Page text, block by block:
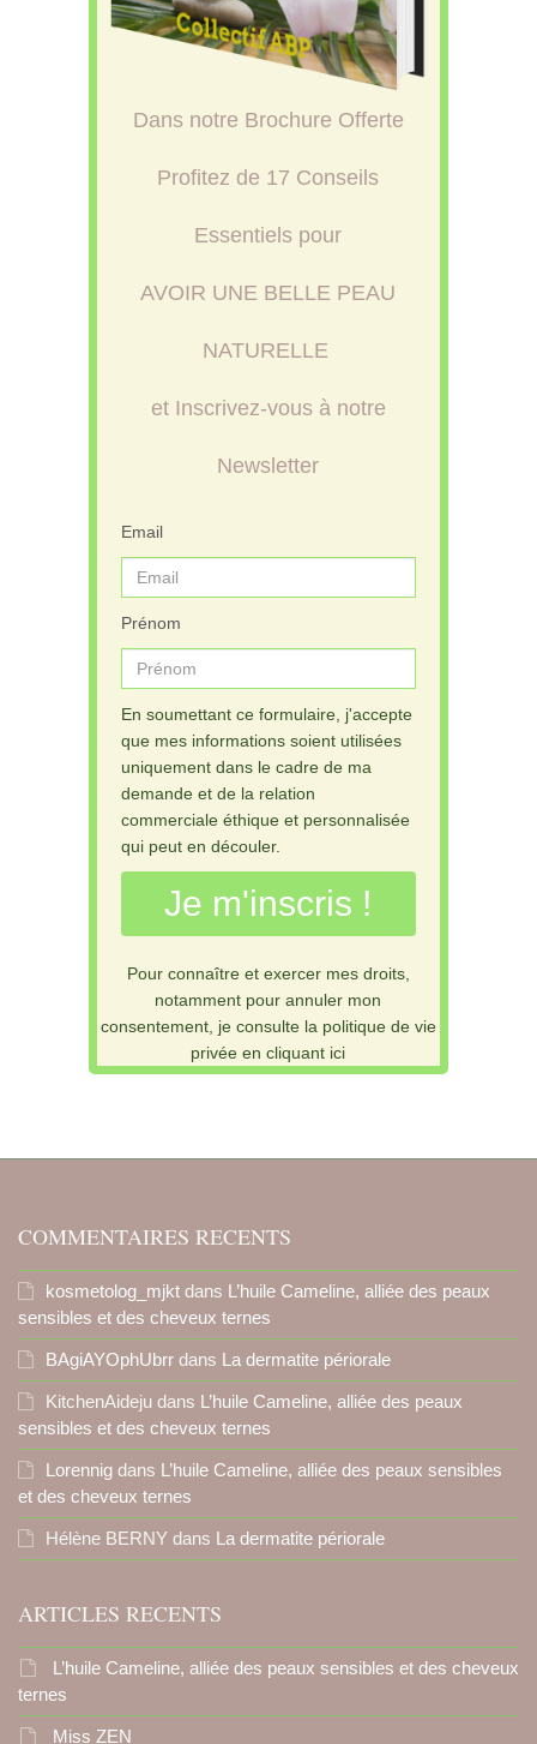
Dans notre Brochure Offerte
Profitez de 17 Conseils
Essentiels pour
AVOIR UNE BELLE PEAU
NATURELLE
et Inscrivez-vous à notre
Newsletter
Email
Prénom
En soumettant ce formulaire, j'accepte
que mes informations soient utilisées
uniquement dans le cadre de ma
demande et de la relation
commerciale éthique et personnalisée
qui peut en découler.
Je m'inscris !
Pour connaître et exercer mes droits,
notamment pour annuler mon
consentement, je consulte la politique de vie
privée en cliquant ici
COMMENTAIRES RECENTS
kosmetolog_mjkt dans L’huile Cameline, alliée des peaux
sensibles et des cheveux ternes
BAgiAYOphUbrr dans La dermatite périorale
KitchenAideju dans L’huile Cameline, alliée des peaux
sensibles et des cheveux ternes
Lorennig dans L’huile Cameline, alliée des peaux sensibles
et des cheveux ternes
Hélène BERNY dans La dermatite périorale
ARTICLES RECENTS
L’huile Cameline, alliée des peaux sensibles et des cheveux
ternes
Miss ZEN